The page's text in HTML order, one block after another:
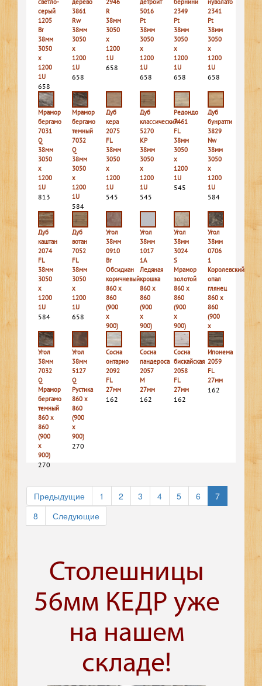
светло-
серый
1205
Br
38мм
3050
х
1200
1U
658
дерево
3861
Rw
38мм
3050
х
1200
1U
658
2946
R
38мм
3050
х
1200
1U
658
детройт
5016
Pt
38мм
3050
х
1200
1U
658
бернини
2349
Pt
38мм
3050
х
1200
1U
658
нуволато
2341
Pt
38мм
3050
х
1200
1U
658
Мрамор
бергамо
7031
Q
38мм
3050
х
1200
1U
813
Мрамор
бергамо
темный
7032
Q
38мм
3050
х
1200
1U
584
Дуб
кера
2075
FL
38мм
3050
х
1200
1U
545
Дуб
классический
5270
КР
38мм
3050
х
1200
1U
545
Редондо
7461
FL
38мм
3050
х
1200
1U
545
Дуб
бунратти
3829
Nw
38мм
3050
х
1200
1U
584
Дуб
каштан
2074
FL
38мм
3050
х
1200
1U
584
Дуб
вотан
7052
FL
38мм
3050
х
1200
1U
658
Угол
38мм
0910
Br
Обсидиан
коричневый
860 х
860
(900
х
900)
270
Угол
38мм
1017
1A
Ледяная
крошка
860 х
860
(900
х
900)
378
Угол
38мм
3024
S
Мрамор
золотой
860 х
860
(900
х
900)
252
Угол
38мм
0706
1
Королевский
опал
глянец
860 х
860
(900
х
900)
270
Угол
38мм
7032
Q
Мрамор
бергамо
темный
860 х
860
(900
х
900)
270
Угол
38мм
5127
Q
Рустика
860 х
860
(900
х
900)
270
Сосна
онтарио
2092
FL
27мм
162
Сосна
пандероса
2057
M
27мм
162
Сосна
бискайская
2058
FL
27мм
162
Ипонема
2059
FL
27мм
162
Предыдущие 1 2 3 4 5 6
7
8
Следующие
Столешницы
56мм КЕДР уже
на нашем
складе!